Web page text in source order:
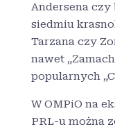
Andersena czy
siedmiu
Tarzana czy
nawet
popularnych
W OMPiO na
PRL-u można